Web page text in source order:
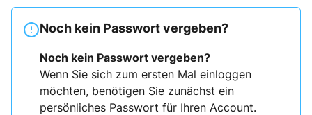
Noch kein Passwort vergeben?
Noch kein Passwort vergeben?
Wenn Sie sich zum ersten Mal einloggen
möchten, benötigen Sie zunächst ein
persönliches Passwort für Ihren Account.